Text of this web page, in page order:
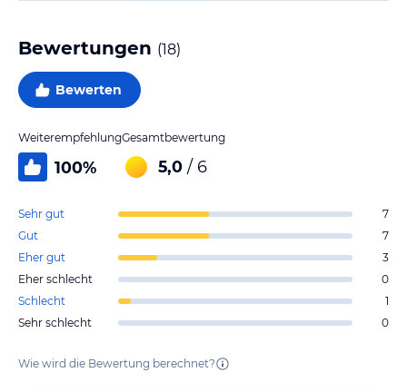
Bewertungen (18)
Bewerten
Weiterempfehlung
100%
Gesamtbewertung
5,0 / 6
Sehr gut
7
Gut
7
Eher gut
3
Eher schlecht
0
Schlecht
1
Sehr schlecht
0
Wie wird die Bewertung berechnet?